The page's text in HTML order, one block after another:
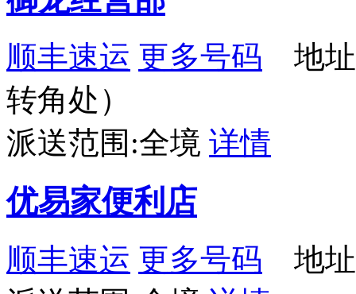
顺丰速运 更多号码 地址
转角处）
派送范围:全境 详情
优易家便利店
顺丰速运 更多号码 地址